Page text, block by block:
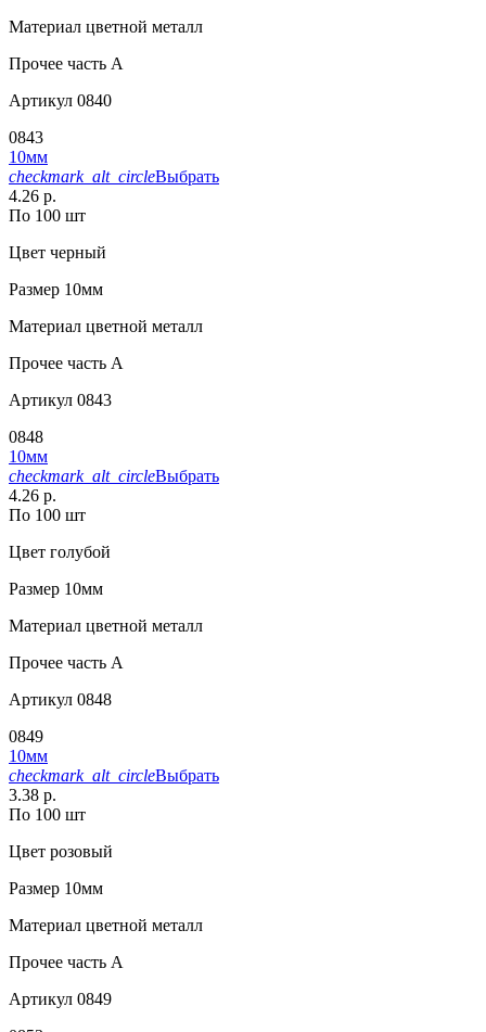
Материал цветной металл
Прочее часть A
Артикул 0840
0843
10мм
checkmark_alt_circleВыбрать
4.26 р.
По 100 шт
Цвет черный
Размер 10мм
Материал цветной металл
Прочее часть A
Артикул 0843
0848
10мм
checkmark_alt_circleВыбрать
4.26 р.
По 100 шт
Цвет голубой
Размер 10мм
Материал цветной металл
Прочее часть A
Артикул 0848
0849
10мм
checkmark_alt_circleВыбрать
3.38 р.
По 100 шт
Цвет розовый
Размер 10мм
Материал цветной металл
Прочее часть A
Артикул 0849